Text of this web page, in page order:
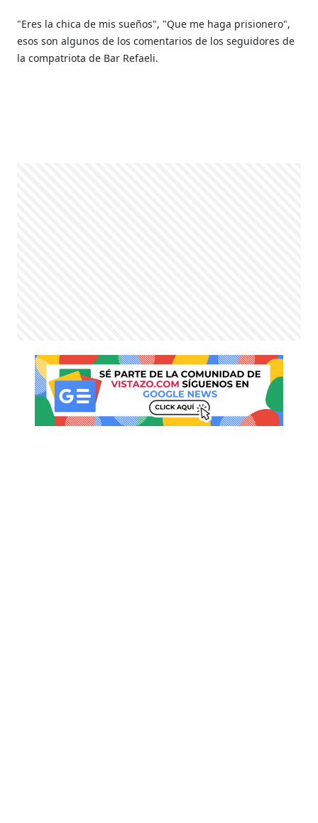
"Eres la chica de mis sueños", "Que me haga prisionero",
esos son algunos de los comentarios de los seguidores de
la compatriota de Bar Refaeli.